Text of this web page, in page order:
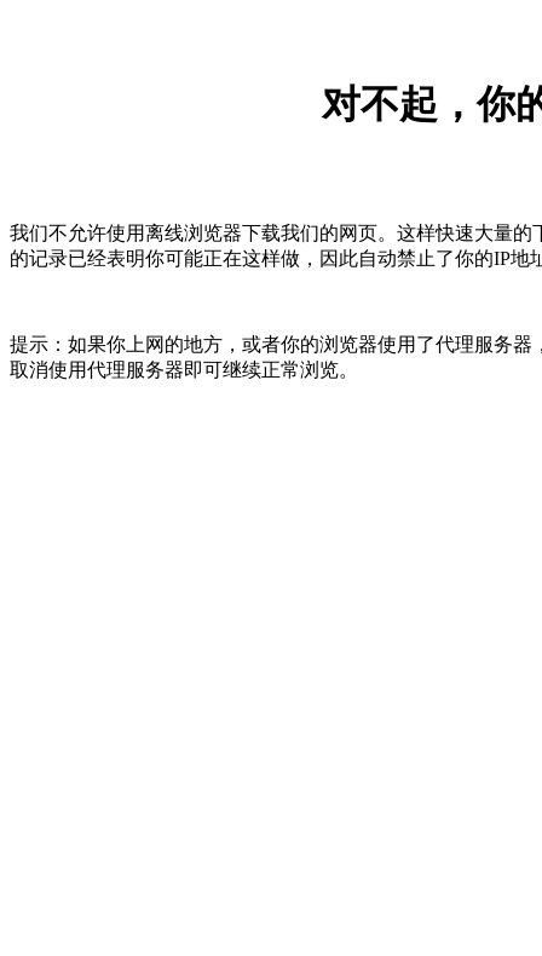
对不起，你
我们不允许使用离线浏览器下载我们的网页。这样快速大量
的记录已经表明你可能正在这样做，因此自动禁止了你的IP
提示：如果你上网的地方，或者你的浏览器使用了代理服务
取消使用代理服务器即可继续正常浏览。